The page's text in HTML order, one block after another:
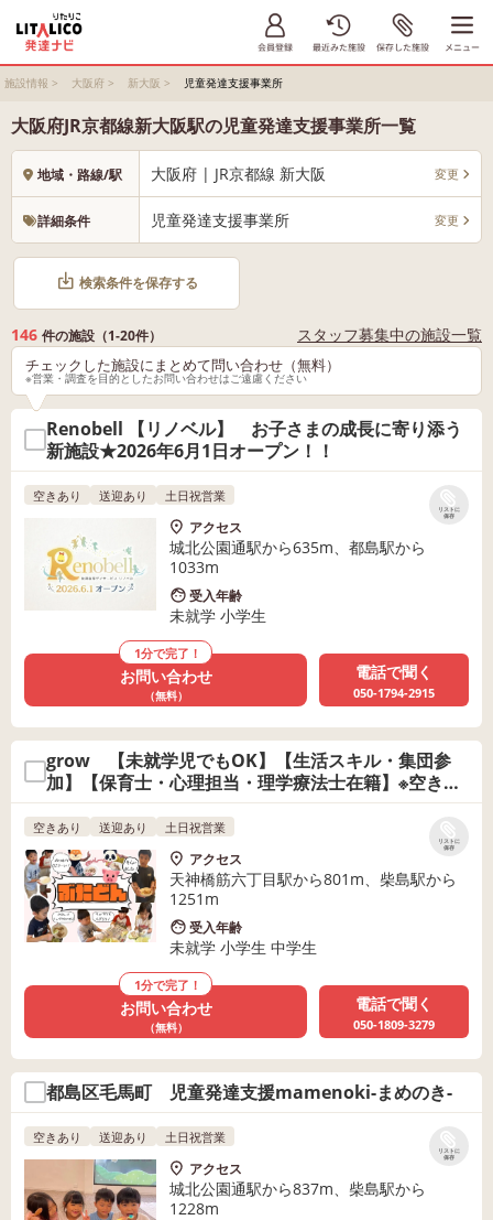
施設情報 > 大阪府 > 新大阪 > 児童発達支援事業所
大阪府JR京都線新大阪駅の児童発達支援事業所一覧
地域・路線/駅 大阪府 | JR京都線 新大阪 変更
詳細条件 児童発達支援事業所 変更
検索条件を保存する
146 件の施設（1-20件） スタッフ募集中の施設一覧
チェックした施設にまとめて問い合わせ（無料）
※営業・調査を目的としたお問い合わせはご遠慮ください
Renobell 【リノベル】 お子さまの成長に寄り添う
新施設★2026年6月1日オープン！！
リストに
保存
空きあり 送迎あり 土日祝営業
アクセス
城北公園通駅から635m、都島駅から
1033m
受入年齢
未就学 小学生
1分で完了！
お問い合わせ
（無料）
電話で聞く
050-1794-2915
grow 【未就学児でもOK】【生活スキル・集団参
加】【保育士・心理担当・理学療法士在籍】※空きわ
ずか・曜日相談
リストに
保存
空きあり 送迎あり 土日祝営業
アクセス
天神橋筋六丁目駅から801m、柴島駅から
1251m
受入年齢
未就学 小学生 中学生
1分で完了！
お問い合わせ
（無料）
電話で聞く
050-1809-3279
都島区毛馬町 児童発達支援mamenoki-まめのき-
リストに
保存
空きあり 送迎あり 土日祝営業
アクセス
城北公園通駅から837m、柴島駅から
1228m